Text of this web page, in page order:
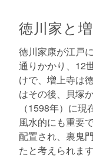
徳川家と
徳川家康が江戸
通りかかり、12
けで、増上寺は
はその後、貝塚
（1598年）に
風水的にも重要
配置され、裏鬼
たと考えられます